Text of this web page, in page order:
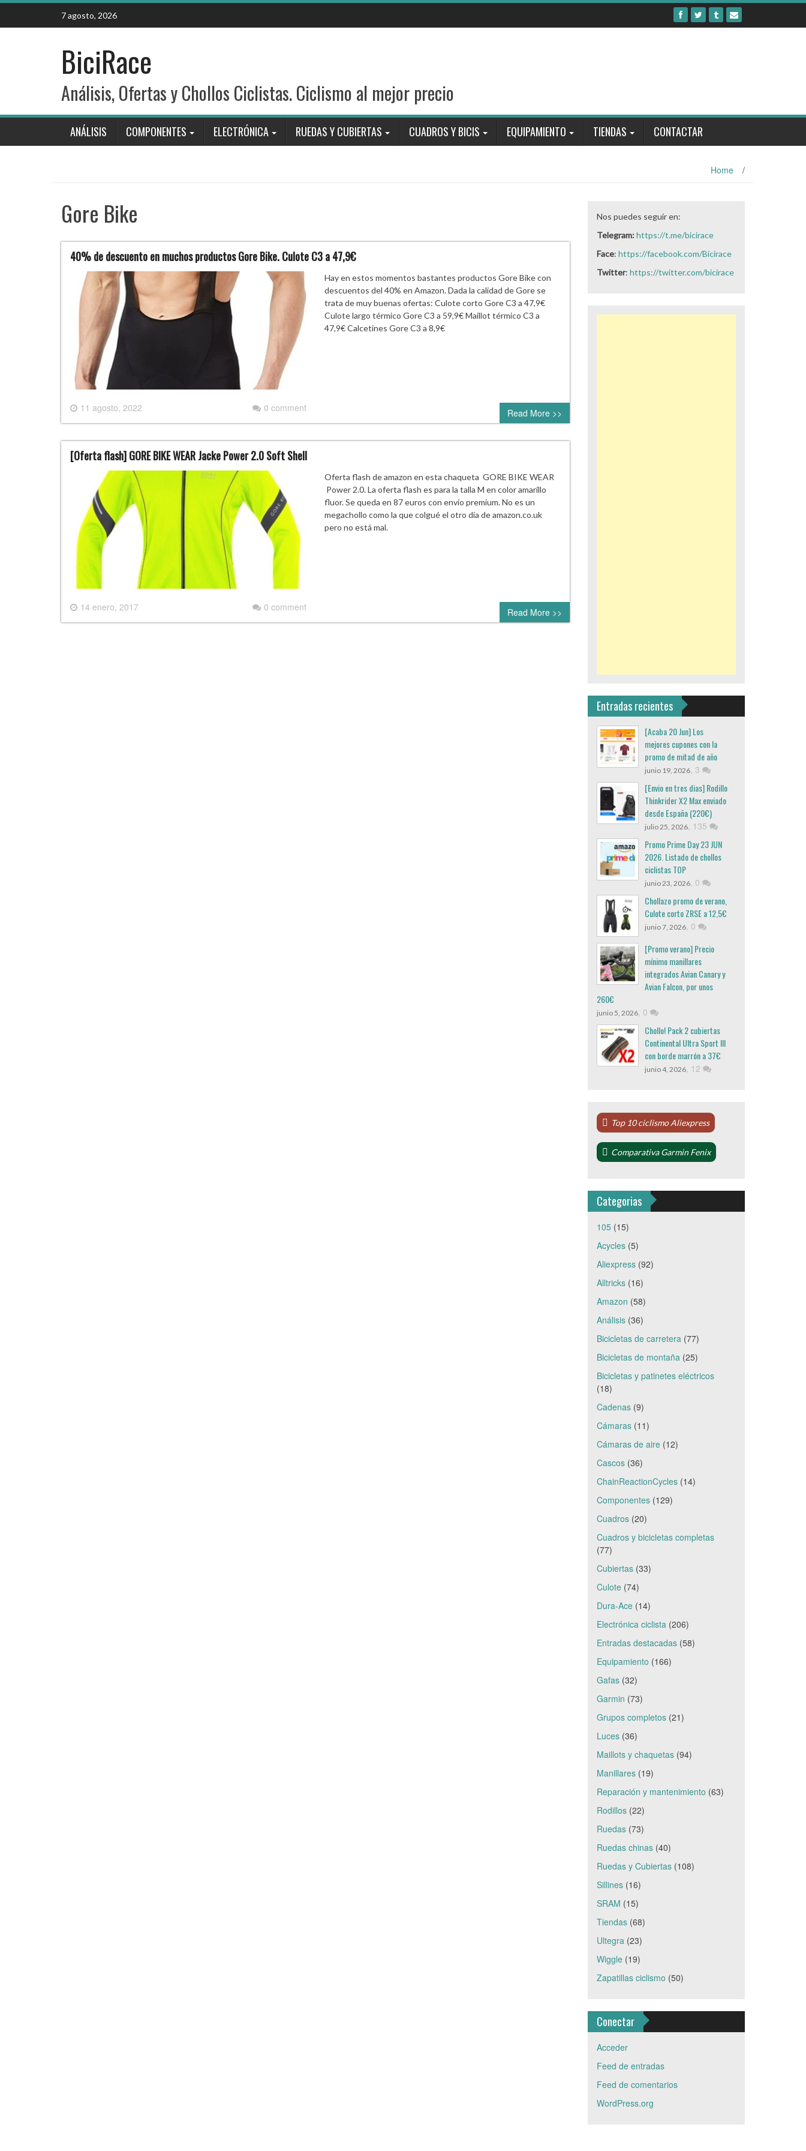
Skip
content
7 agosto, 2026
BiciRace
Análisis, Ofertas y Chollos Ciclistas. Ciclismo al mejor precio
ANÁLISIS COMPONENTES ELECTRÓNICA RUEDAS Y CUBIERTAS CUADROS Y BICIS EQUIPAMIENTO TIENDAS CONTACTAR
Home /
Gore Bike
40% de descuento en muchos productos Gore Bike. Culote C3 a 47,9€
11 agosto, 2022 0 comment
Hay en estos momentos bastantes productos Gore Bike con
descuentos del 40% en Amazon. Dada la calidad de Gore se
trata de muy buenas ofertas: Culote corto Gore C3 a 47,9€
Culote largo térmico Gore C3 a 59,9€ Maillot térmico C3 a
47,9€ Calcetines Gore C3 a 8,9€
Read More >>
[Oferta flash] GORE BIKE WEAR Jacke Power 2.0 Soft Shell
14 enero, 2017 0 comment
Oferta flash de amazon en esta chaqueta GORE BIKE WEAR
Power 2.0. La oferta flash es para la talla M en color amarillo
fluor. Se queda en 87 euros con envío premium. No es un
megachollo como la que colgué el otro día de amazon.co.uk
pero no está mal.
Read More >>
Nos puedes seguir en:
Telegram:https://t.me/bicirace
Face: https://facebook.com/Bicirace
Twitter: https://twitter.com/bicirace
Entradas recientes
[Acaba 20 Jun] Los
mejores cupones con la
promo de mitad de año
junio 19, 2026, 3
[Envio en tres dias] Rodillo
Thinkrider X2 Max enviado
desde España (220€)
julio 25, 2026, 135
Promo Prime Day 23 JUN
2026. Listado de chollos
ciclistas TOP
junio 23, 2026, 0
Chollazo promo de verano,
Culote corto ZRSE a 12,5€
junio 7, 2026, 0
[Promo verano] Precio
mínimo manillares
integrados Avian Canary y
Avian Falcon, por unos
260€
junio 5, 2026, 0
Chollo! Pack 2 cubiertas
Continental Ultra Sport III
con borde marrón a 37€
junio 4, 2026, 12
Top 10 ciclismo Aliexpress
Comparativa Garmin Fenix
Categorias
105(15)
Acycles(5)
Aliexpress(92)
Alltricks(16)
Amazon (58)
Análisis(36)
Bicicletas de carretera(77)
Bicicletas de montaña(25)
Bicicletas y patinetes eléctricos
(18)
Cadenas(9)
Cámaras(11)
Cámaras de aire(12)
Cascos(36)
ChainReactionCycles(14)
Componentes(129)
Cuadros(20)
Cuadros y bicicletas completas
(77)
Cubiertas(33)
Culote(74)
Dura-Ace(14)
Electrónica ciclista(206)
Entradas destacadas(58)
Equipamiento (166)
Gafas(32)
Garmin (73)
Grupos completos(21)
Luces(36)
Maillots y chaquetas(94)
Manillares(19)
Reparación y mantenimiento (63)
Rodillos(22)
Ruedas(73)
Ruedas chinas(40)
Ruedas y Cubiertas(108)
Sillines(16)
SRAM (15)
Tiendas(68)
Ultegra(23)
Wiggle(19)
Zapatillas ciclismo (50)
Conectar
Acceder
Feed de entradas
Feed de comentarios
WordPress.org